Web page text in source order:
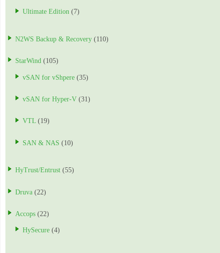
Ultimate Edition (7)
N2WS Backup & Recovery (110)
StarWind (105)
vSAN for vShpere (35)
vSAN for Hyper-V (31)
VTL (19)
SAN & NAS (10)
HyTrust/Entrust (55)
Druva (22)
Accops (22)
HySecure (4)